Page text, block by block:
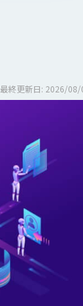
最終更新日: 2026/08/